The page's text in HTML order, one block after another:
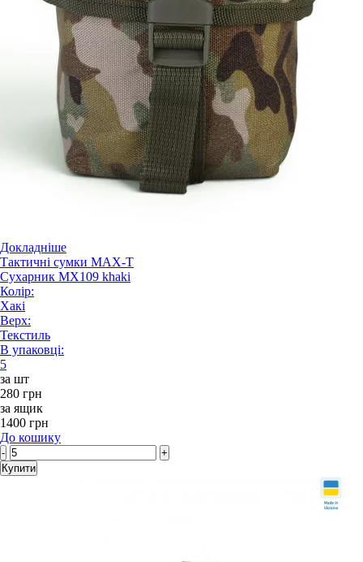
Докладніше
Тактичні сумки MAX-T
Сухарник MX109 khaki
Колір:
Хакі
Верх:
Текстиль
В упаковці:
5
за шт
280 грн
за ящик
1400 грн
До кошику
-
+
Купити